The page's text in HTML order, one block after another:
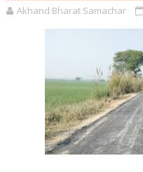
Akhand Bharat Samachar